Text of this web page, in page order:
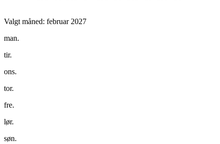
Valgt måned: februar 2027
man.
tir.
ons.
tor.
fre.
lør.
søn.